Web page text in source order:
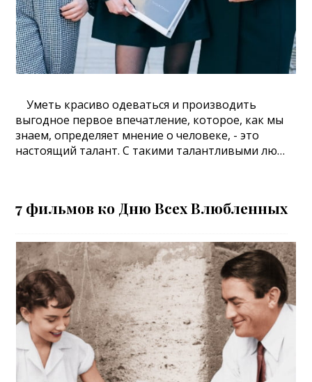
Уметь красиво одеваться и производить
выгодное первое впечатление, которое, как мы
знаем, определяет мнение о человеке, - это
настоящий талант. С такими талантливыми лю…
7 фильмов ко Дню Всех Влюбленных